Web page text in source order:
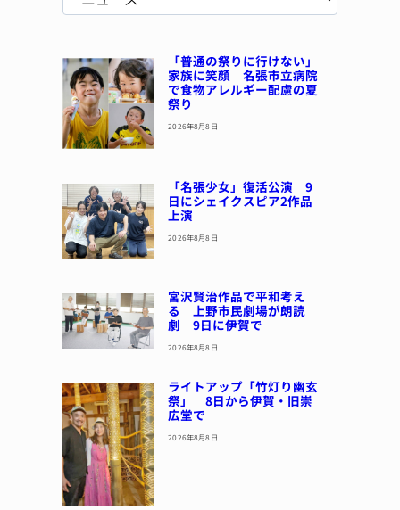
「普通の祭りに行けない」
家族に笑顔 名張市立病院
で食物アレルギー配慮の夏
祭り
2026年8月8日
「名張少女」復活公演 9
日にシェイクスピア2作品
上演
2026年8月8日
宮沢賢治作品で平和考え
る 上野市民劇場が朗読
劇 9日に伊賀で
2026年8月8日
ライトアップ「竹灯り幽玄
祭」 8日から伊賀・旧崇
広堂で
2026年8月8日